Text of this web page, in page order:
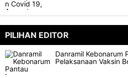
PILIHAN EDITOR
Danramil Kebonarum
Pelaksanaan Vaksin